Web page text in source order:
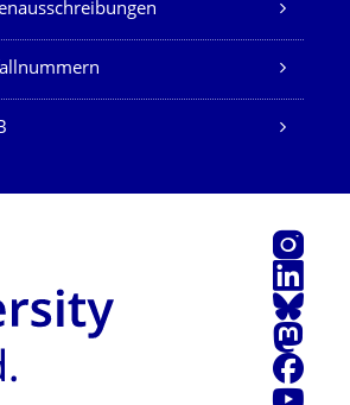
Instagram
LinkedIn
Bluesky
Mastodon
Facebook
Youtube